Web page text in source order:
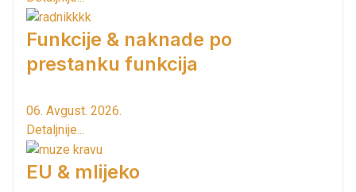
Funkcije & naknade po
prestanku funkcija
06. Avgust. 2026.
Detaljnije...
EU & mlijeko